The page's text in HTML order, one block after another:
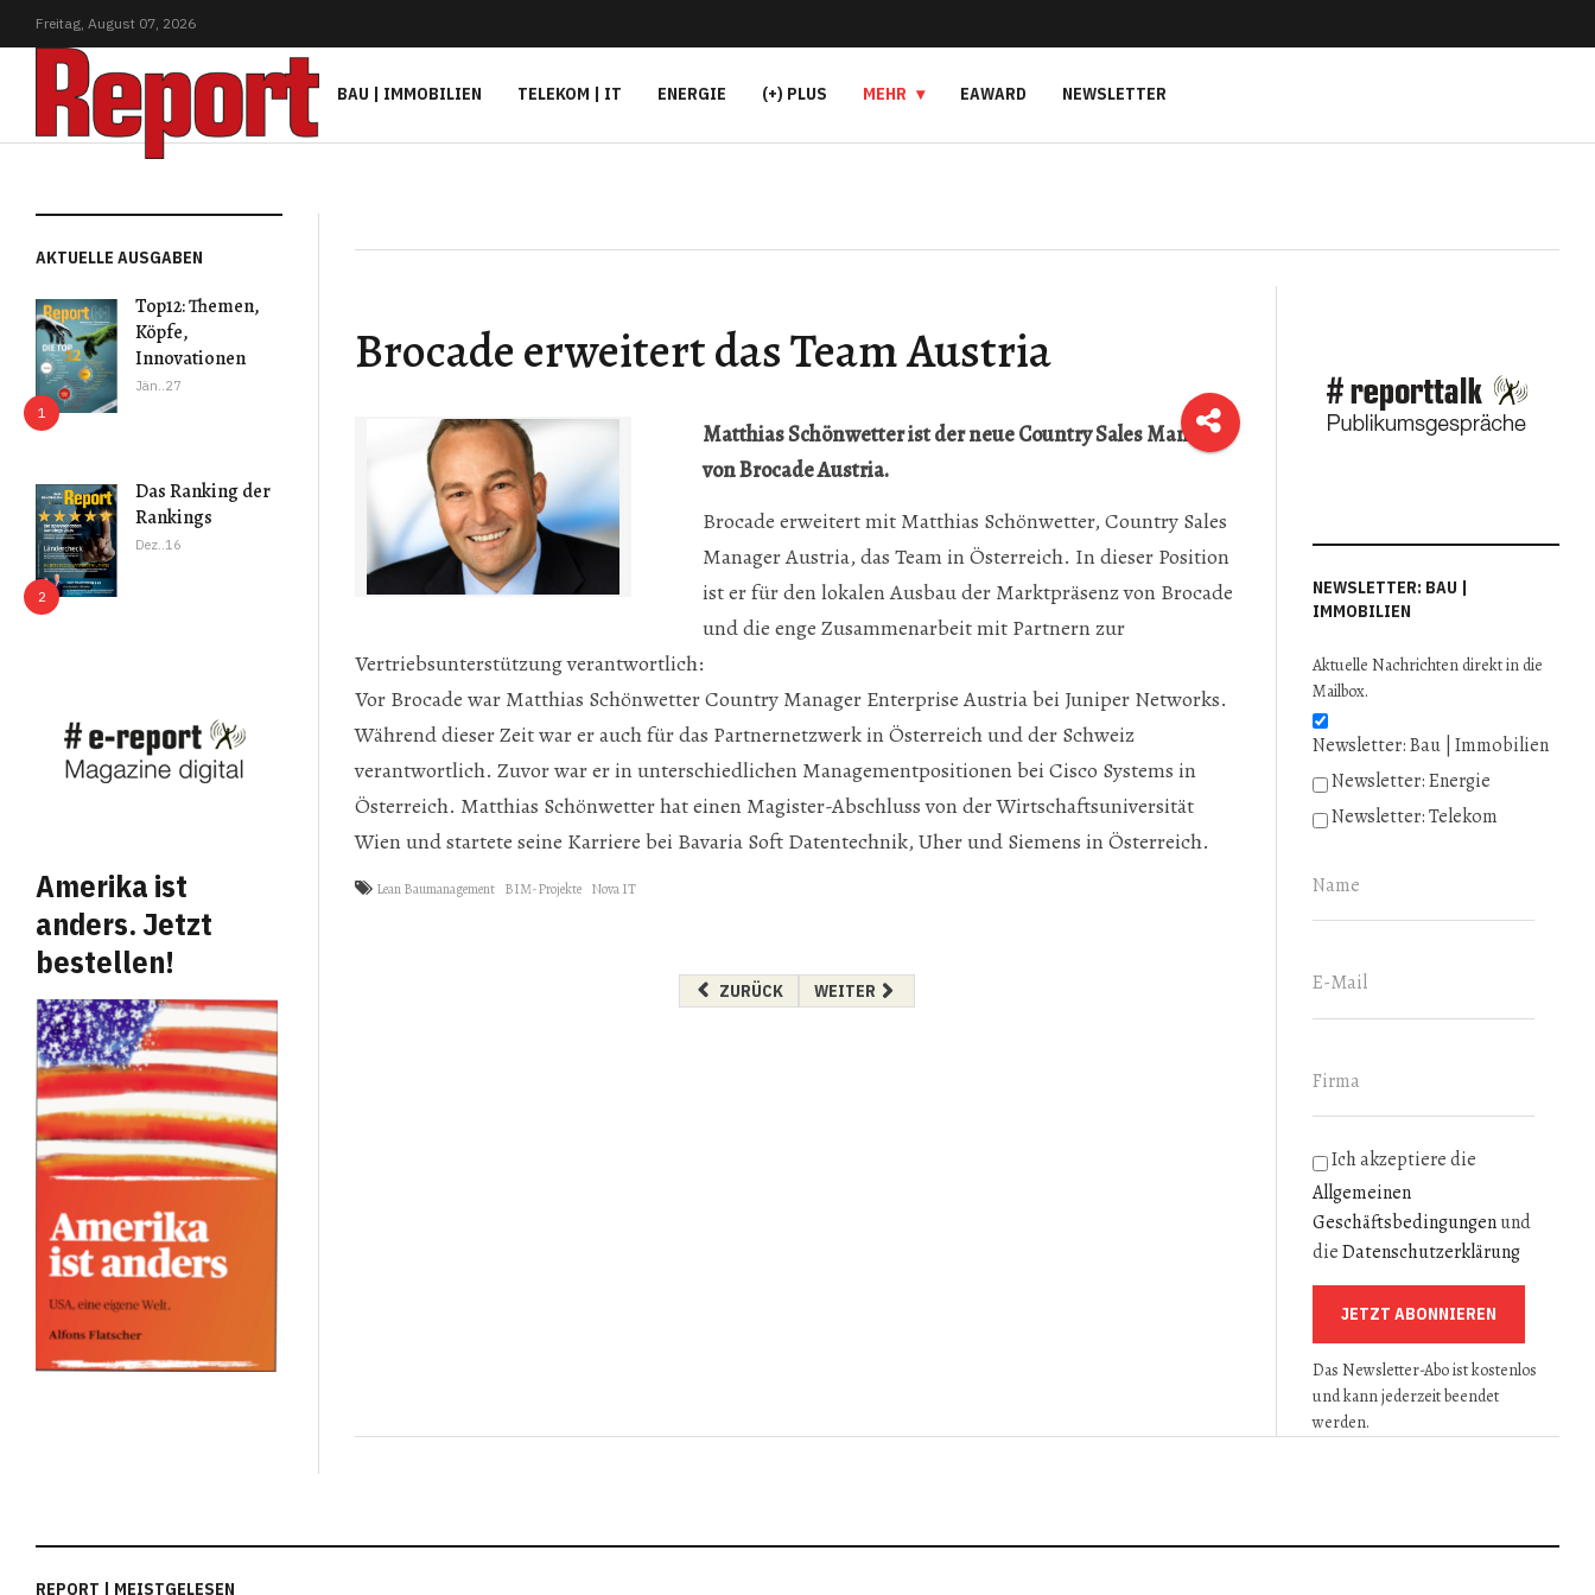
Freitag, August 07, 2026
BAU | IMMOBILIEN TELEKOM | IT ENERGIE (+) PLUS MEHR EAWARD NEWSLETTER
AKTUELLE AUSGABEN
Top12: Themen,
Köpfe,
Innovationen
Jän..27
Das Ranking der
Rankings
Dez..16
Amerika ist
anders. Jetzt
bestellen!
Brocade erweitert das Team Austria
Matthias Schönwetter ist der neue Country Sales Manager
von Brocade Austria.
Brocade erweitert mit Matthias Schönwetter, Country Sales
Manager Austria, das Team in Österreich. In dieser Position
ist er für den lokalen Ausbau der Marktpräsenz von Brocade
und die enge Zusammenarbeit mit Partnern zur
Vertriebsunterstützung verantwortlich:
Vor Brocade war Matthias Schönwetter Country Manager Enterprise Austria bei Juniper Networks.
Während dieser Zeit war er auch für das Partnernetzwerk in Österreich und der Schweiz
verantwortlich. Zuvor war er in unterschiedlichen Managementpositionen bei Cisco Systems in
Österreich. Matthias Schönwetter hat einen Magister-Abschluss von der Wirtschaftsuniversität
Wien und startete seine Karriere bei Bavaria Soft Datentechnik, Uher und Siemens in Österreich.
Lean Baumanagement BIM-Projekte Nova IT
VORHERIGER BEITRAG: FÜHRUNGSWECHSEL BEI SIEMENS IT SOLUTIONS AND SERVICES
ZURÜCK NÄCHSTER BEITRAG: NEUER FELLOW DER BRITISCHEN ROYAL SOCIETY
WEITER
NEWSLETTER: BAU |
IMMOBILIEN
Aktuelle Nachrichten direkt in die
Mailbox.
Newsletter: Bau | Immobilien
Newsletter: Energie
Newsletter: Telekom
Ich akzeptiere die
Allgemeinen
Geschäftsbedingungenund
dieDatenschutzerklärung
JETZT ABONNIEREN
Das Newsletter-Abo ist kostenlos
und kann jederzeit beendet
werden.
REPORT | MEISTGELESEN